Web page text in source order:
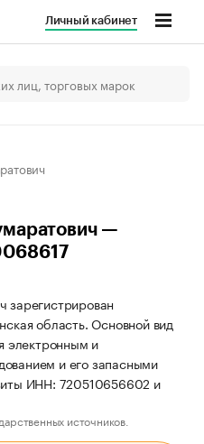
Личный кабинет
—
зарегистрирован
область. Основной вид
электронным и
и его запасными
ИНН: 720510656602 и
источников.